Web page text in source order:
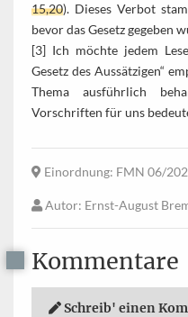
15,20). Dieses Verbot
bevor das Gesetz gegeben
[3] Ich möchte jedem
Gesetz des Aussätzigen“
Thema ausführlich
Vorschriften für uns
Einordnung: FMN 06/
Autor: Ernst-August
Kommentare
Schreib' einen